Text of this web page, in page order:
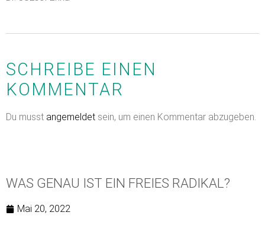
SCHREIBE EINEN
KOMMENTAR
Du musst angemeldet sein, um einen Kommentar abzugeben.
WAS GENAU IST EIN FREIES RADIKAL?
Mai 20, 2022